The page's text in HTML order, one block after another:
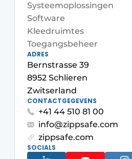
Nieuwsbrief
Podcasts
Privacy / Cookie statement
Vacature aanmelden
Vacatures
Video’s
Woonzorg & Verpleeghuizen
Privéklinieken
Laboratoria
Systeemoplossingen
Software
Kleedruimtes
Toegangsbeheer
ADRES
Bernstrasse 39
8952 Schlieren
Zwitserland
CONTACTGEGEVENS
+41 44 510 81 00
info@zippsafe.com
zippsafe.com
SOCIALS